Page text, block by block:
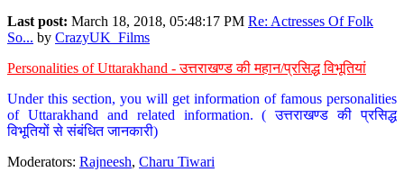
Last post: March 18, 2018, 05:48:17 PM Re: Actresses Of Folk
So... by CrazyUK_Films
Personalities of Uttarakhand - उत्तराखण्ड की महान/प्रसिद्ध विभूतियां
Under this section, you will get information of famous personalities
of Uttarakhand and related information. ( उत्तराखण्ड की प्रसिद्ध
विभूतियों से संबंधित जानकारी)
Moderators: Rajneesh, Charu Tiwari